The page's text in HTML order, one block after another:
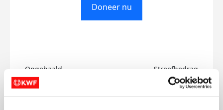
Doneer nu
Opgehaald
€0
Streefbedrag
€1